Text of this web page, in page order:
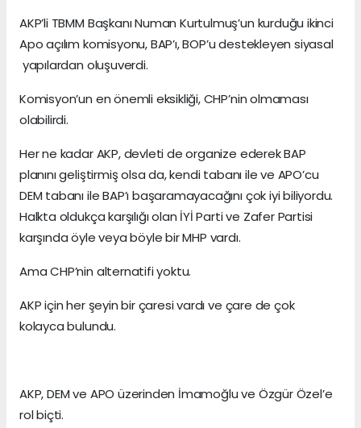
AKP’li TBMM Başkanı Numan Kurtulmuş’un kurduğu ikinci
Apo açılım komisyonu, BAP’ı, BOP’u destekleyen siyasal
yapılardan oluşuverdi.
Komisyon’un en önemli eksikliği, CHP’nin olmaması
olabilirdi.
Her ne kadar AKP, devleti de organize ederek BAP
planını geliştirmiş olsa da, kendi tabanı ile ve APO’cu
DEM tabanı ile BAP’ı başaramayacağını çok iyi biliyordu.
Halkta oldukça karşılığı olan İYİ Parti ve Zafer Partisi
karşında öyle veya böyle bir MHP vardı.
Ama CHP’nin alternatifi yoktu.
AKP için her şeyin bir çaresi vardı ve çare de çok
kolayca bulundu.
AKP, DEM ve APO üzerinden İmamoğlu ve Özgür Özel’e
rol biçti.